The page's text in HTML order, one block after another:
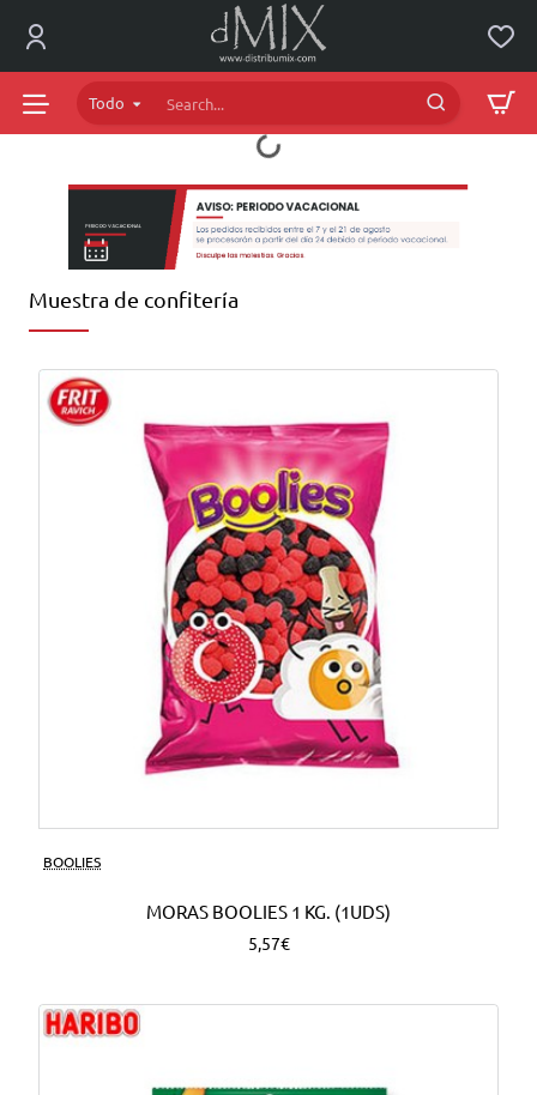
dMIX
Online
Todo
Search...
Muestra de confitería
BOOLIES
MORAS BOOLIES 1 KG. (1UDS)
5,57€